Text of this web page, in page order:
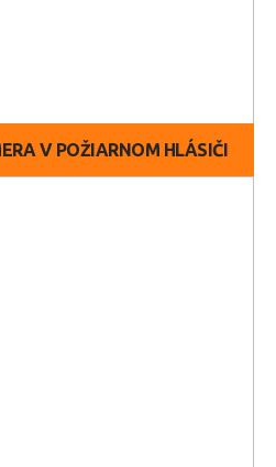
V POŽIARNOM HLÁSIČI